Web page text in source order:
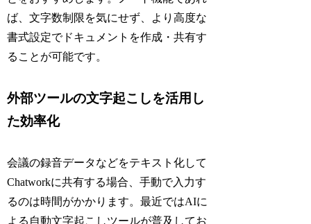
ば、文字数制限を気にせず、より高度な
書式設定でドキュメントを作成・共有す
ることが可能です。
外部ツールの文字起こしを活用し
た効率化
会議の録音データなどをテキスト化して
Chatworkに共有する場合、手動で入力す
るのは時間がかかります。最近ではAIに
よる自動文字起こしツールが普及してお